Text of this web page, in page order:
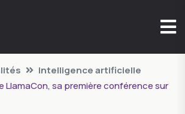
Intelligence artificielle
LlamaCon, sa première conférence sur